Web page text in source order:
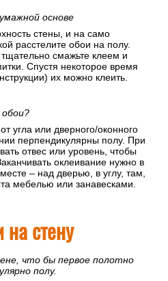
основе
стены, и на само
расстелите обои на полу.
смажьте клеем и
Спустя некоторое время
их можно клеить.
угла или дверного/оконного
перпендикулярны полу. При
отвес или уровень, чтобы
оклеивание нужно в
– над дверью, в углу, там,
мебелью или занавесками.
на стену
что бы первое полотно
полу.